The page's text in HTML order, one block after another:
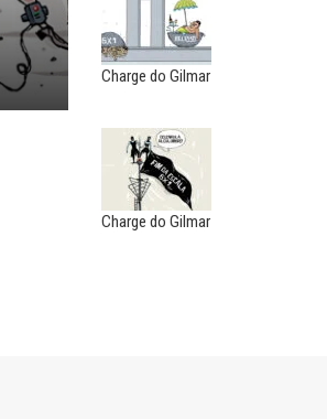
Charge do Gilmar
Charge do Gilmar
SERGIO LUIZ LEITE (SERGINHO)
Saúde mental:
responsabilidade de todos